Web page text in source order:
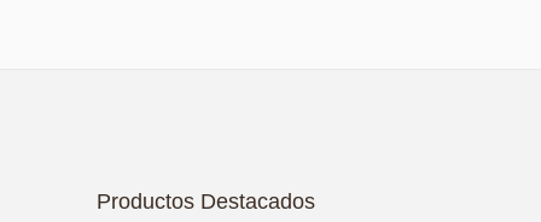
Productos Destacados